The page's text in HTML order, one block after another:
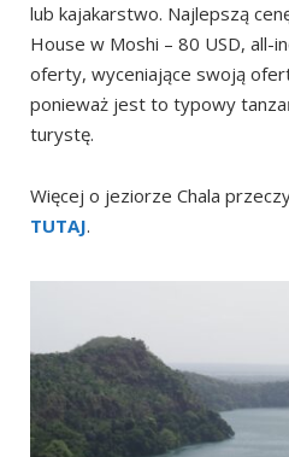
lub kajakarstwo. Najlepszą
House w Moshi – 80 USD, all-
oferty, wyceniające swoją
ponieważ jest to typowy
turystę.
Więcej o jeziorze Chala
TUTAJ.